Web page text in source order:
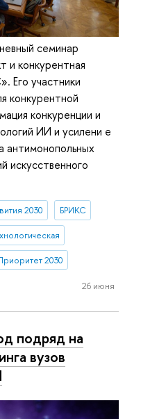
семинар
и конкурентная
Его участники
конкурентной
конкуренции и
ИИ и усилени е
антимонопольных
искусственного
2030 БРИКС
2030
26 июня
подряд на
вузов